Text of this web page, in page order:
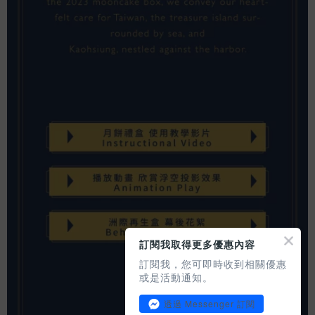
訂閱我取得更多優惠內容
訂閱我，您可即時收到相關優惠
或是活動通知。
透過 Messenger 訂閱